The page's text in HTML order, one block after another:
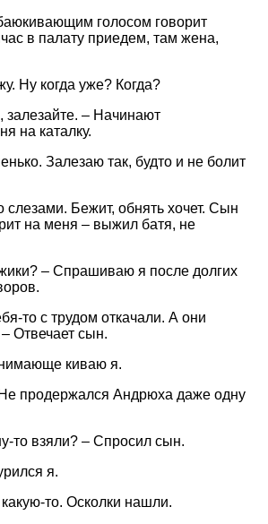
голосом говорит
в палату приедем, там жена,
Ну когда уже? Когда?
залезайте. – Начинают
на каталку.
Залезаю так, будто и не болит
слезами. Бежит, обнять хочет. Сын
на меня – выжил батя, не
– Спрашиваю я после долгих
то с трудом откачали. А они
Отвечает сын.
киваю я.
продержался Андрюха даже одну
то взяли? – Спросил сын.
я.
то. Осколки нашли.